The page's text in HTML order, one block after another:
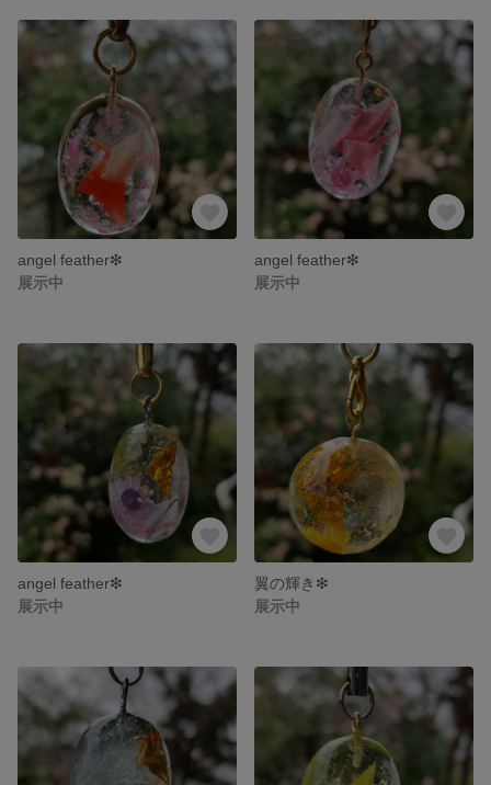
angel feather❇
展示中
angel feather❇
展示中
angel feather❇
展示中
翼の輝き❇
展示中